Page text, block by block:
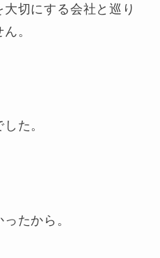
切にする会社と巡り
。
た。
たから。